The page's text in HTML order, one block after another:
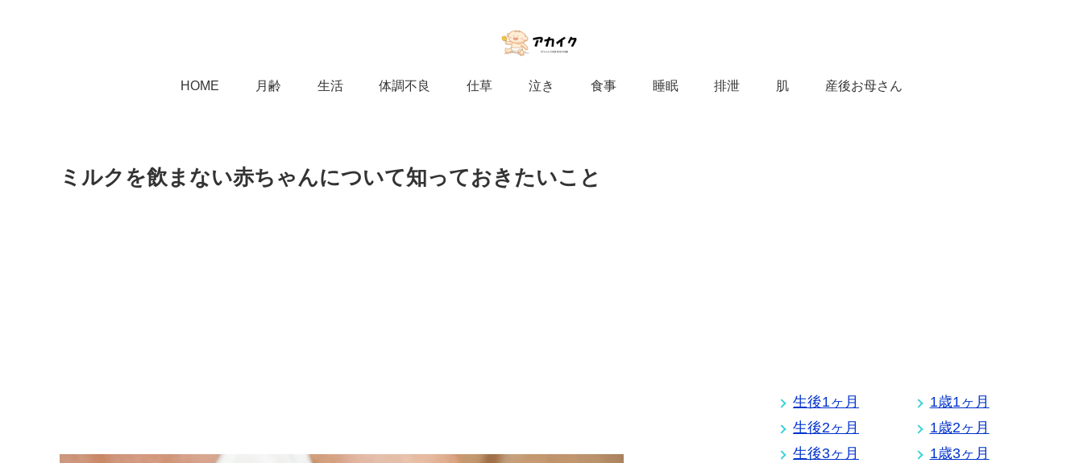
HOME 月齢 生活 体調不良 仕草 泣き 食事 睡眠 排泄 肌 産後お母さん
ミルクを飲まない赤ちゃんについて知っておきたいこと
生後1ヶ月
生後2ヶ月
生後3ヶ月
1歳1ヶ月
1歳2ヶ月
1歳3ヶ月